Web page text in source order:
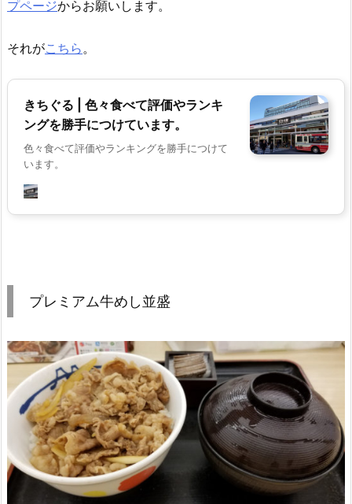
プページからお願いします。
それがこちら 。
きちぐる | 色々食べて評価やランキ
ングを勝手につけています。
色々食べて評価やランキングを勝手につけて
います。
プレミアム牛めし並盛